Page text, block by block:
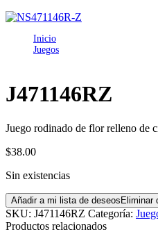
Inicio
Juegos
J471146RZ
Juego rodinado de flor relleno de
$38.00
Sin existencias
Añadir a mi lista de deseos Eliminar
SKU: J471146RZ Categoría:
Productos relacionados